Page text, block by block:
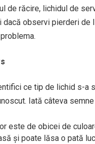
de răcire, lichidul de
observi pierderi
ce tip de lichid s-a
Iată câteva
este de obicei de
și poate lăsa o pată